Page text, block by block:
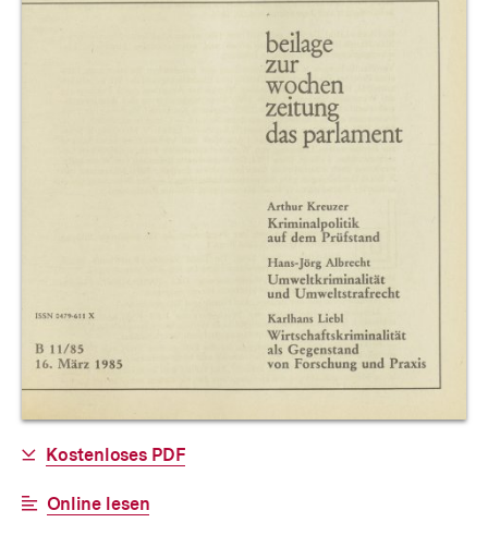
Allgemeine
Informationen
Download-
Kostenloses PDF
Interner
Online lesen